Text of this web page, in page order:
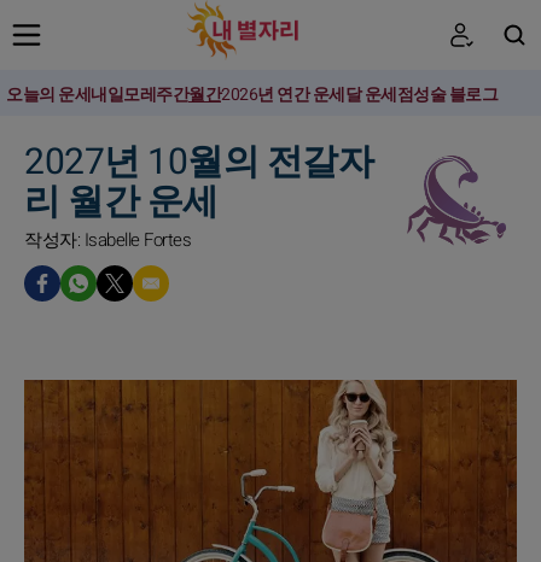
오늘의 운세내일모레주간월간2026년 연간 운세달 운세점성술 블로그
2027년 10월의 전갈자
리 월간 운세
작성자: Isabelle Fortes